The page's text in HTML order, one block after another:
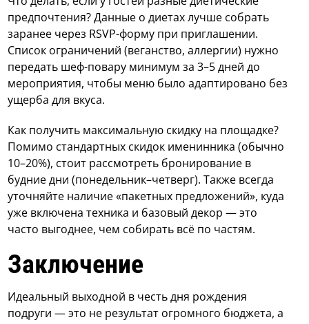
предпочтения? Данные о диетах лучше собрать
заранее через RSVP-форму при приглашении.
Список ограничений (веганство, аллергии) нужно
передать шеф-повару минимум за 3–5 дней до
мероприятия, чтобы меню было адаптировано без
ущерба для вкуса.
Как получить максимальную скидку на площадке?
Помимо стандартных скидок именинника (обычно
10–20%), стоит рассмотреть бронирование в
будние дни (понедельник–четверг). Также всегда
уточняйте наличие «пакетных предложений», куда
уже включена техника и базовый декор — это
часто выгоднее, чем собирать всё по частям.
Заключение
Идеальный выходной в честь дня рождения
подруги — это не результат огромного бюджета, а